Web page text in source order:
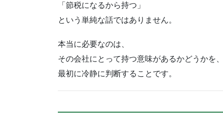
「節税になるから持つ」
という単純な話ではありません。
本当に必要なのは、
その会社にとって持つ意味があるかどうかを、
最初に冷静に判断することです。